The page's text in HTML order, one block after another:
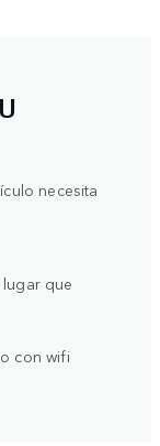
necesita
que
con wifi